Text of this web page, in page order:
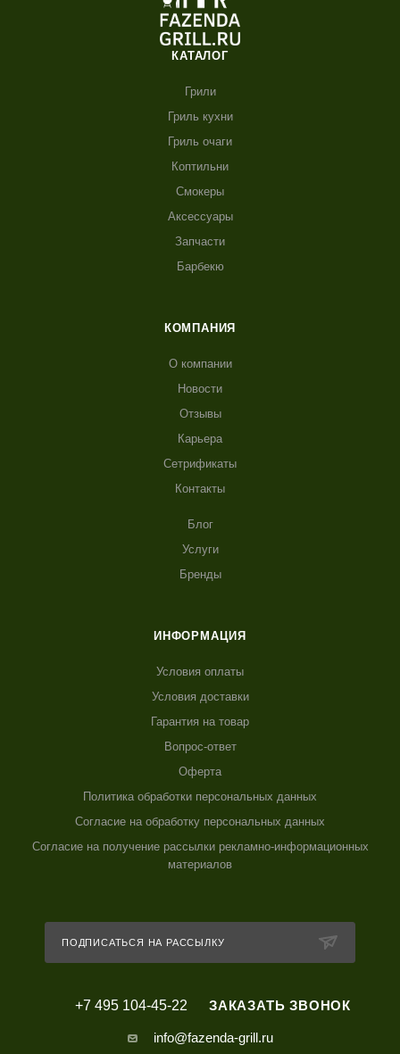
КАТАЛОГ
Грили
Гриль кухни
Гриль очаги
Коптильни
Смокеры
Аксессуары
Запчасти
Барбекю
КОМПАНИЯ
О компании
Новости
Отзывы
Карьера
Сетрификаты
Контакты
Блог
Услуги
Бренды
ИНФОРМАЦИЯ
Условия оплаты
Условия доставки
Гарантия на товар
Вопрос-ответ
Оферта
Политика обработки персональных данных
Согласие на обработку персональных данных
Согласие на получение рассылки рекламно-информационных
материалов
ПОДПИСАТЬСЯ НА РАССЫЛКУ
+7 495 104-45-22 ЗАКАЗАТЬ ЗВОНОК
info@fazenda-grill.ru